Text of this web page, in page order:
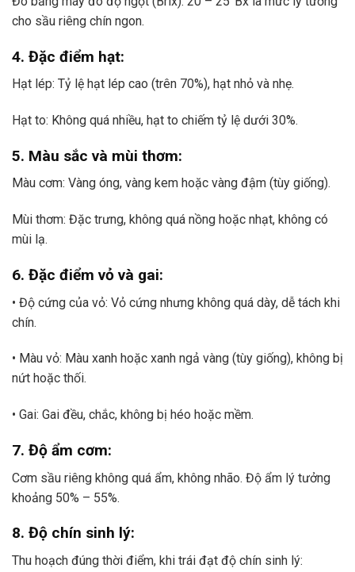
cho sầu riêng chín ngon.
4. Đặc điểm hạt:
Hạt lép: Tỷ lệ hạt lép cao (trên 70%), hạt nhỏ và nhẹ.
Hạt to: Không quá nhiều, hạt to chiếm tỷ lệ dưới 30%.
5. Màu sắc và mùi thơm:
Màu cơm: Vàng óng, vàng kem hoặc vàng đậm (tùy giống).
Mùi thơm: Đặc trưng, không quá nồng hoặc nhạt, không có
mùi lạ.
6. Đặc điểm vỏ và gai:
• Độ cứng của vỏ: Vỏ cứng nhưng không quá dày, dễ tách khi
chín.
• Màu vỏ: Màu xanh hoặc xanh ngả vàng (tùy giống), không bị
nứt hoặc thối.
• Gai: Gai đều, chắc, không bị héo hoặc mềm.
7. Độ ẩm cơm:
Cơm sầu riêng không quá ẩm, không nhão. Độ ẩm lý tưởng
khoảng 50% – 55%.
8. Độ chín sinh lý:
Thu hoạch đúng thời điểm, khi trái đạt độ chín sinh lý: